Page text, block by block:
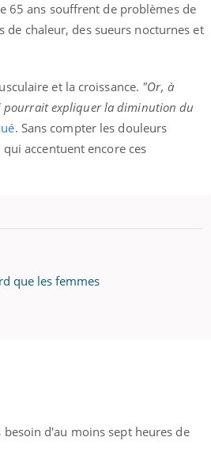
65 ans souffrent de problèmes de
de chaleur, des sueurs nocturnes et
et la croissance. "Or, à
pourrait expliquer la diminution du
. Sans compter les douleurs
accentuent encore ces
que les femmes
d'au moins sept heures de
Youtube
Eczéma chronique des mains : au
quotidien (3/3)Youtube
dermatologue à Paris, vous explique
et éviter les ...